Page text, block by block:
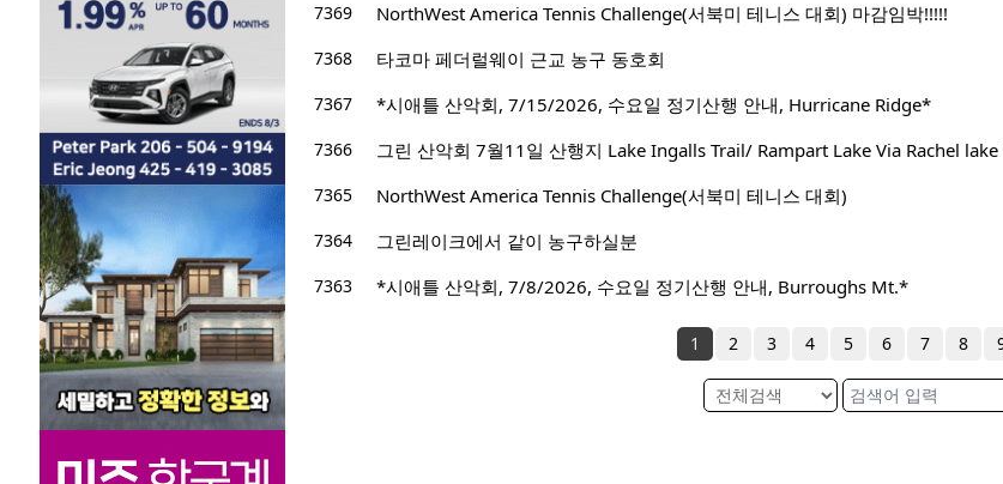
7369
NorthWest America Tennis Challenge(서북미 테니스 대회) 마감임박!!!!!
7368
타코마 페더럴웨이 근교 농구 동호회
7367
*시애틀 산악회, 7/15/2026, 수요일 정기산행 안내, Hurricane Ridge*
7366
그린 산악회 7월11일 산행지 Lake Ingalls Trail/ Rampart Lake Via Rachel
7365
NorthWest America Tennis Challenge(서북미 테니스 대회)
7364
그린레이크에서 같이 농구하실분
7363
*시애틀 산악회, 7/8/2026, 수요일 정기산행 안내, Burroughs Mt.*
1 2 3 4 5 6 7 8